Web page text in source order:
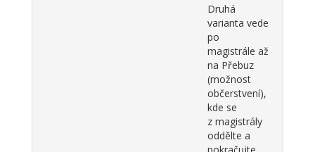
Druhá
varianta vede
po
magistrále až
na Přebuz
(možnost
občerstvení),
kde se
z magistrály
oddělte a